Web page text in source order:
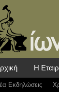
Η
Eκδηλώσεις